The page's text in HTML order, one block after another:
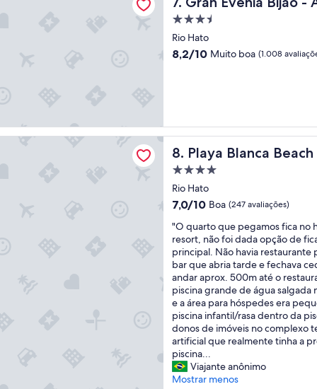
a
m
e
x
c
e
s
.
O
c
f
é
d
a
m
a
n
h
ã
e
r
a
d
i
n
h
a
e
h
a
e
e
s
a
v
a
e
s
t
r
a
g
a
d
a
"
p
a
a
o
q
i
p
e
d
e
f
n
c
i
o
n
á
r
i
o
s
e
d
Propriedade
3.5
estrelas
Rio Hato
8.2
avaliações)
8,2/10 Muito boa (1.008
8. Playa Blanca
Playa Blanca Beach Resort -
Propriedade
4.0
estrelas
Rio Hato
7.0
10,
Boa,
(247
avaliações)
7,0/10 Boa (247 avaliações)
"
O
q
u
a
r
t
o
q
u
e
p
e
"O quarto que pegamos fica no
resort, não foi dada opção de
principal. Não havia restaurante
bar que abria tarde e fechava
andar aprox. 500m até o
piscina grande de água salgada
e a área para hóspedes era
piscina infantil/rasa dentro da
donos de imóveis no complexo
artificial que realmente tinha a
piscina...
Viajante anônimo
Mostrar menos
Beach Resort - All Inclusive